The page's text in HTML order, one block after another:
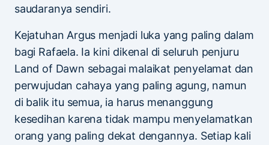
saudaranya sendiri.
Kejatuhan Argus menjadi luka yang paling dalam
bagi Rafaela. Ia kini dikenal di seluruh penjuru
Land of Dawn sebagai malaikat penyelamat dan
perwujudan cahaya yang paling agung, namun
di balik itu semua, ia harus menanggung
kesedihan karena tidak mampu menyelamatkan
orang yang paling dekat dengannya. Setiap kali